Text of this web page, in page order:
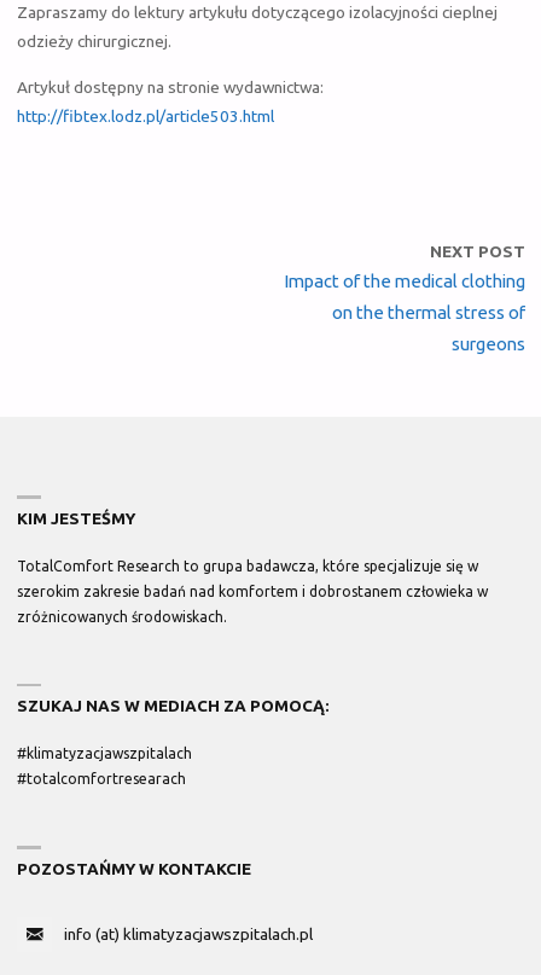
Zapraszamy do lektury artykułu dotyczącego izolacyjności cieplnej
odzieży chirurgicznej.
Artykuł dostępny na stronie wydawnictwa:
http://fibtex.lodz.pl/article503.html
NEXT POST
Impact of the medical clothing
on the thermal stress of
surgeons
KIM JESTEŚMY
TotalComfort Research to grupa badawcza, które specjalizuje się w
szerokim zakresie badań nad komfortem i dobrostanem człowieka w
zróżnicowanych środowiskach.
SZUKAJ NAS W MEDIACH ZA POMOCĄ:
#klimatyzacjawszpitalach
#totalcomfortresearach
POZOSTAŃMY W KONTAKCIE
info (at) klimatyzacjawszpitalach.pl